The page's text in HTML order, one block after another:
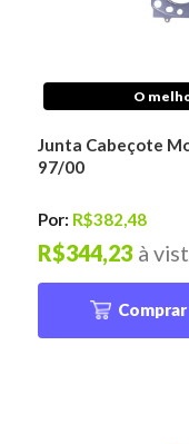
O
Junta Cabeçote
97/00
Por: R$382,48
à
R$344,23
Comprar